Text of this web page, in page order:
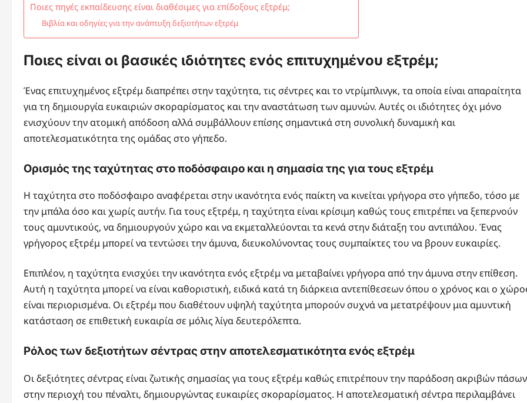
Ποιες πηγές εκπαίδευσης είναι διαθέσιμες για επίδοξους εξτρέμ;
Βιβλία και οδηγίες για την ανάπτυξη δεξιοτήτων εξτρέμ
Ποιες είναι οι βασικές ιδιότητες ενός επιτυχημένου εξτρέμ;
Ένας επιτυχημένος εξτρέμ διαπρέπει στην ταχύτητα, τις σέντρες και το ντρίμπλινγκ, τα οποία είναι απαραίτητα
για τη δημιουργία ευκαιριών σκοραρίσματος και την αναστάτωση των αμυνών. Αυτές οι ιδιότητες όχι μόνο
ενισχύουν την ατομική απόδοση αλλά συμβάλλουν επίσης σημαντικά στη συνολική δυναμική και
αποτελεσματικότητα της ομάδας στο γήπεδο.
Ορισμός της ταχύτητας στο ποδόσφαιρο και η σημασία της για τους εξτρέμ
Η ταχύτητα στο ποδόσφαιρο αναφέρεται στην ικανότητα ενός παίκτη να κινείται γρήγορα στο γήπεδο, τόσο με
την μπάλα όσο και χωρίς αυτήν. Για τους εξτρέμ, η ταχύτητα είναι κρίσιμη καθώς τους επιτρέπει να ξεπερνούν
τους αμυντικούς, να δημιουργούν χώρο και να εκμεταλλεύονται τα κενά στην διάταξη του αντιπάλου. Ένας
γρήγορος εξτρέμ μπορεί να τεντώσει την άμυνα, διευκολύνοντας τους συμπαίκτες του να βρουν ευκαιρίες.
Επιπλέον, η ταχύτητα ενισχύει την ικανότητα ενός εξτρέμ να μεταβαίνει γρήγορα από την άμυνα στην επίθεση.
Αυτή η ταχύτητα μπορεί να είναι καθοριστική, ειδικά κατά τη διάρκεια αντεπίθεσεων όπου ο χρόνος και ο
είναι περιορισμένα. Οι εξτρέμ που διαθέτουν υψηλή ταχύτητα μπορούν συχνά να μετατρέψουν μια αμυντική
κατάσταση σε επιθετική ευκαιρία σε μόλις λίγα δευτερόλεπτα.
Ρόλος των δεξιοτήτων σέντρας στην αποτελεσματικότητα ενός εξτρέμ
Οι δεξιότητες σέντρας είναι ζωτικής σημασίας για τους εξτρέμ καθώς επιτρέπουν την παράδοση ακριβών πάσων
στην περιοχή του πέναλτι, δημιουργώντας ευκαιρίες σκοραρίσματος. Η αποτελεσματική σέντρα περιλαμβάνει